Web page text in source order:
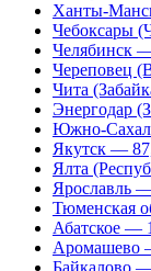
Ханты-
Чебоксары
Челябинск
Череповец
Чита
Энергодар
Южно-
Якутск —
Ялта
Ярославль
Тюменская
Абатское —
Аромашево
Байкалово